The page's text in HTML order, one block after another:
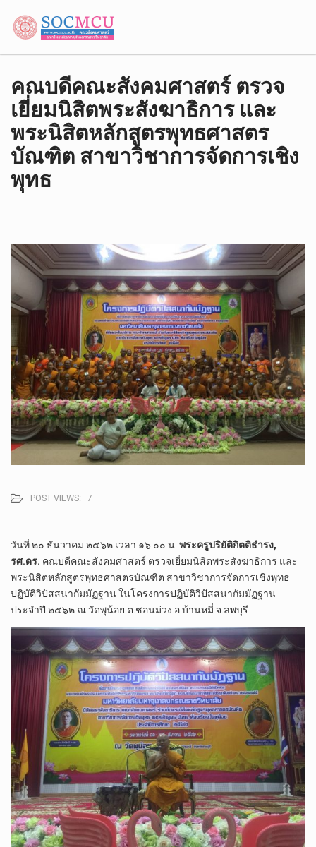
คณบดี​คณะ​สังคม​ศาสตร์​ ตรวจ
เยี่ยมนิสิตพระสังฆาธิการ​ และ
พระนิสิตหลักสูตร​พุทธ​ศ​า​ส​ตร​
บัณฑิต​ สาขาวิชา​การ​จัดการ​เชิง​
พุทธ
POST VIEWS: 7
วันที่​ ๒๐ ธันวาคม​ ๒๕๖๒​ เวลา​ ๑๖.๐๐​ น. พระครู​ปริยัติ​กิตติ​ธำรง,
รศ.ดร. ​ คณบดี​คณะ​สังคม​ศาสตร์​ ตรวจเยี่ยมนิสิตพระสังฆาธิการ​ และ
พระนิสิตหลักสูตร​พุทธ​ศ​า​ส​ตร​บัณฑิต​ สาขาวิชา​การ​จัดการ​เชิง​พุทธ​
ปฏิบัติ​วิปัสสนา​กัมมัฏฐาน​ ในโครงการ​ปฏิบัติ​วิปัสสนา​กัมมัฏฐาน​
ประจำปี​ ๒๕​๖​๒​ ณ วัดพุน้อย​ ต.ชอนม่วง​ อ.บ้านหมี่​ จ.ลพบุรี​